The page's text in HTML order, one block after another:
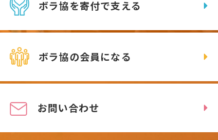
ボラ協を寄付で支える
ボラ協の会員になる
お問い合わせ